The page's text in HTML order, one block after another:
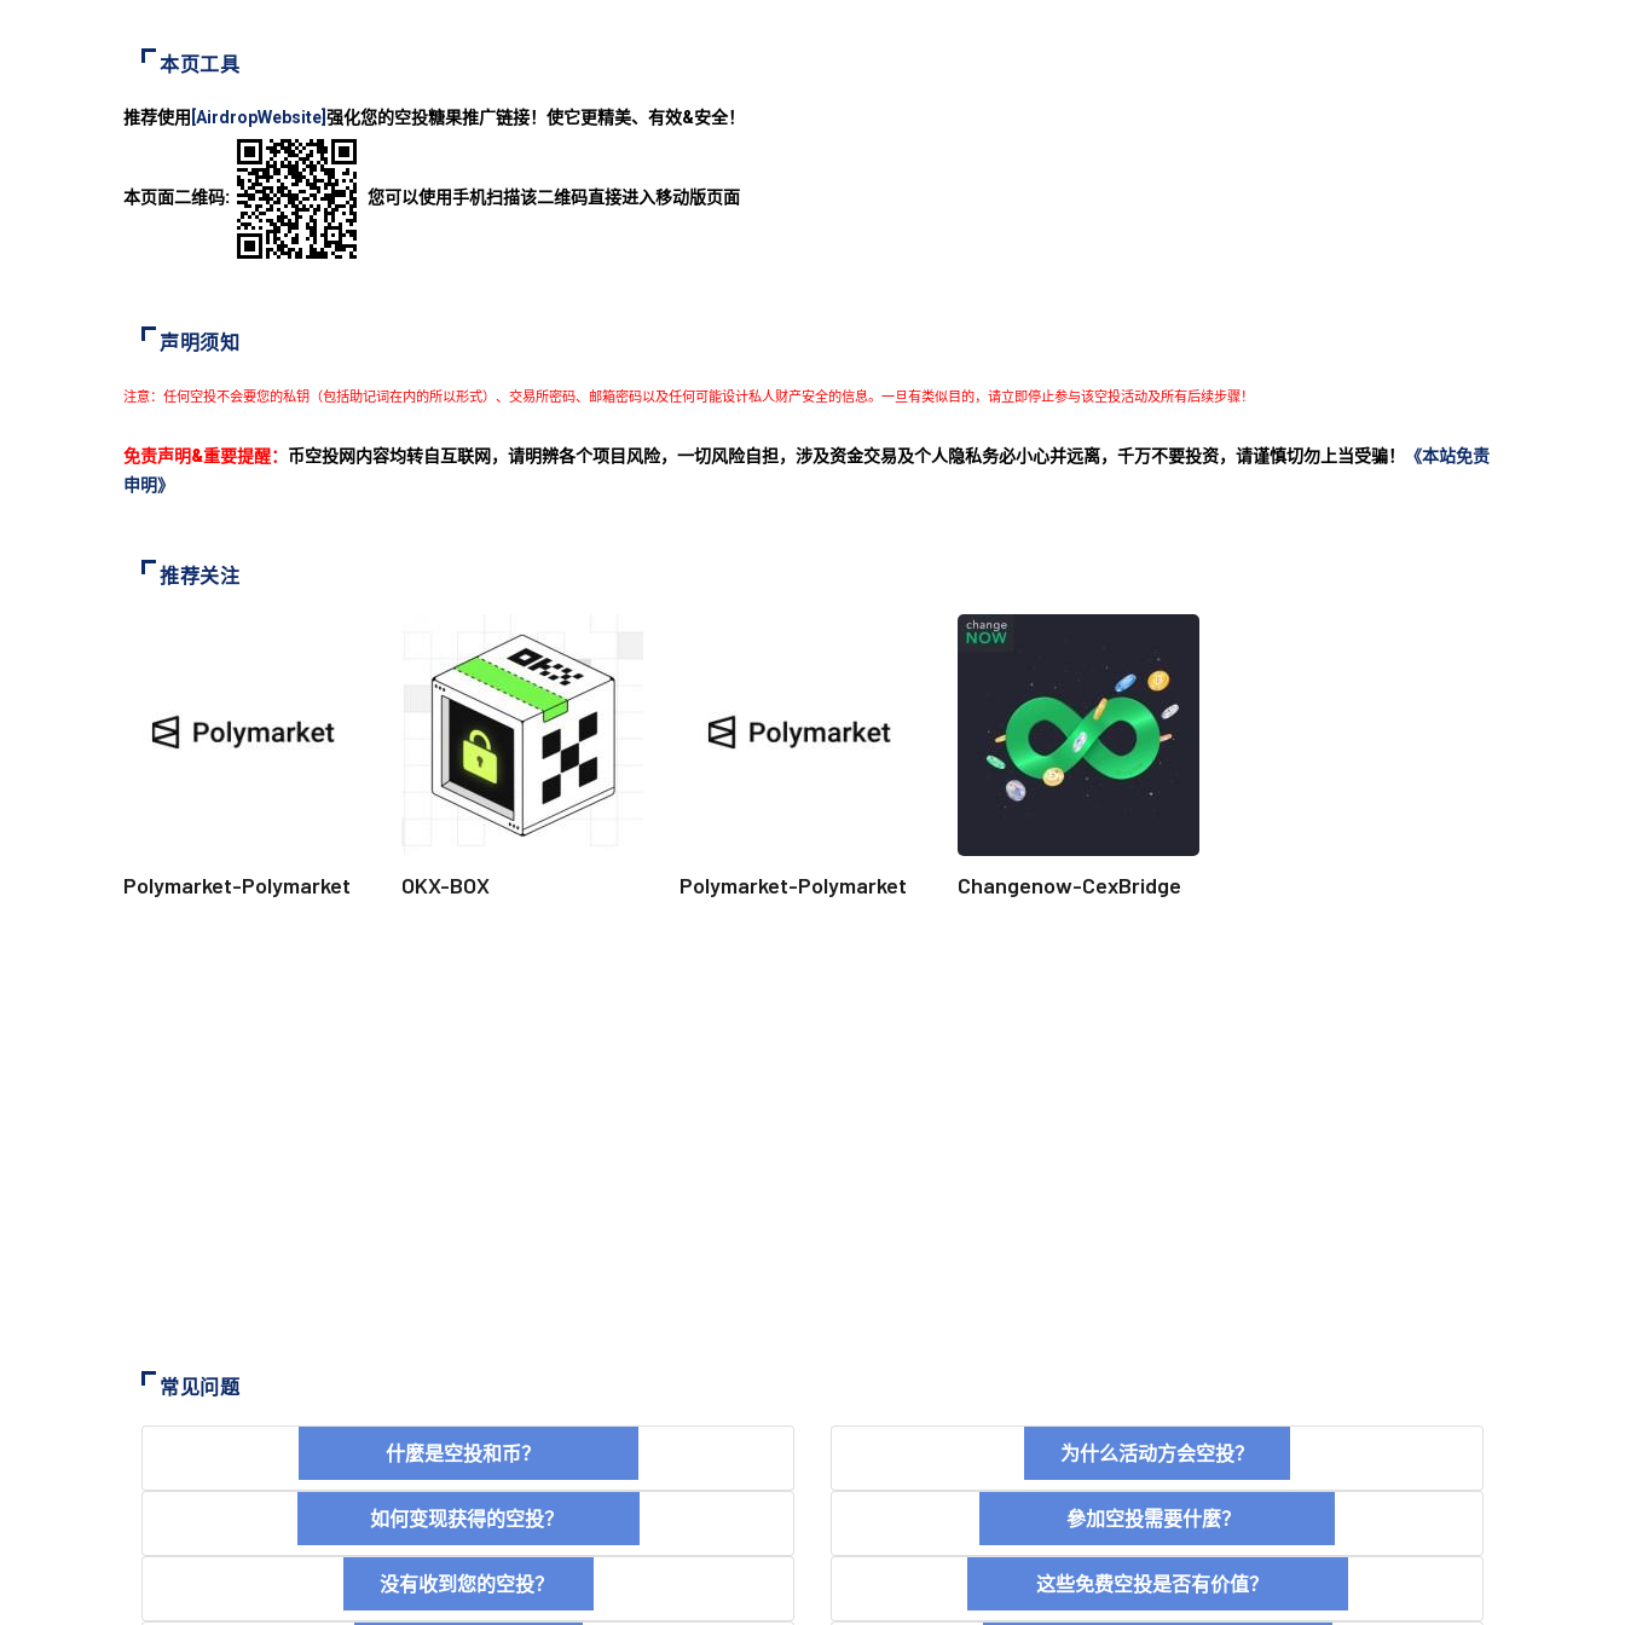
本页工具
推荐使用 [AirdropWebsite] 强化您的空投糖果推广链接！使它更精美、有效&安全！
本页面二维码: 您可以使用手机扫描该二维码直接进入移动版页面
声明须知
注意：任何空投不会要您的私钥（包括助记词在内的所以形式）、交易所密码、邮箱密码以及任何可能设计私人财产安全的信息。一旦有类似目的，请立即停止参与该空投活动及所有后续步骤！
免责声明&重要提醒： 币空投网内容均转自互联网，请明辨各个项目风险，一切风险自担，涉及资金交易及个人隐私务必小心并远离，千万不要投资，请谨慎切勿上当受骗！
《本站免责
申明》
推荐关注
Polymarket-Polymarket OKX-BOX Polymarket-Polymarket Changenow-CexBridge
常见问题
什麼是空投和币？ 为什么活动方会空投？
如何变现获得的空投？ 參加空投需要什麼？
没有收到您的空投？ 这些免费空投是否有价值？